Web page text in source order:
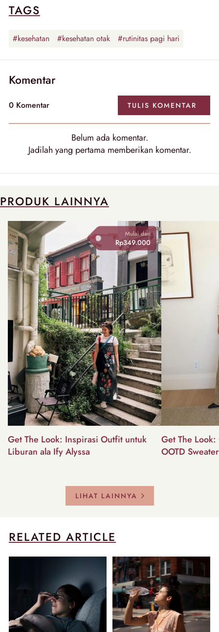
TAGS
#kesehatan #kesehatan otak #rutinitas pagi hari
Komentar
0 Komentar TULIS KOMENTAR
Belum ada komentar.
Jadilah yang pertama memberikan komentar.
PRODUK LAINNYA
Mulai dari
Rp349.000
Get The Look: Inspirasi Outfit untuk
Liburan ala Ify Alyssa
Get The
OOTD
LIHAT LAINNYA
RELATED ARTICLE